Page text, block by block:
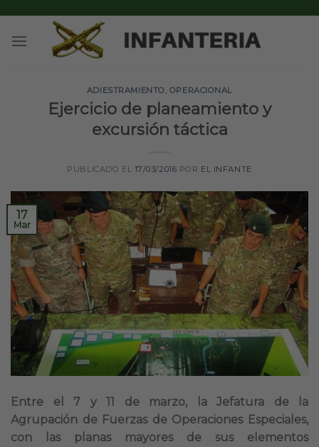
content
ADIESTRAMIENTO , OPERACIONAL
Ejercicio de planeamiento y
excursión táctica
PUBLICADO EL 17/03/2016 POR EL INFANTE
17
Mar
Entre el 7 y 11 de marzo, la Jefatura de la
Agrupación de Fuerzas de Operaciones Especiales,
con las planas mayores de sus elementos